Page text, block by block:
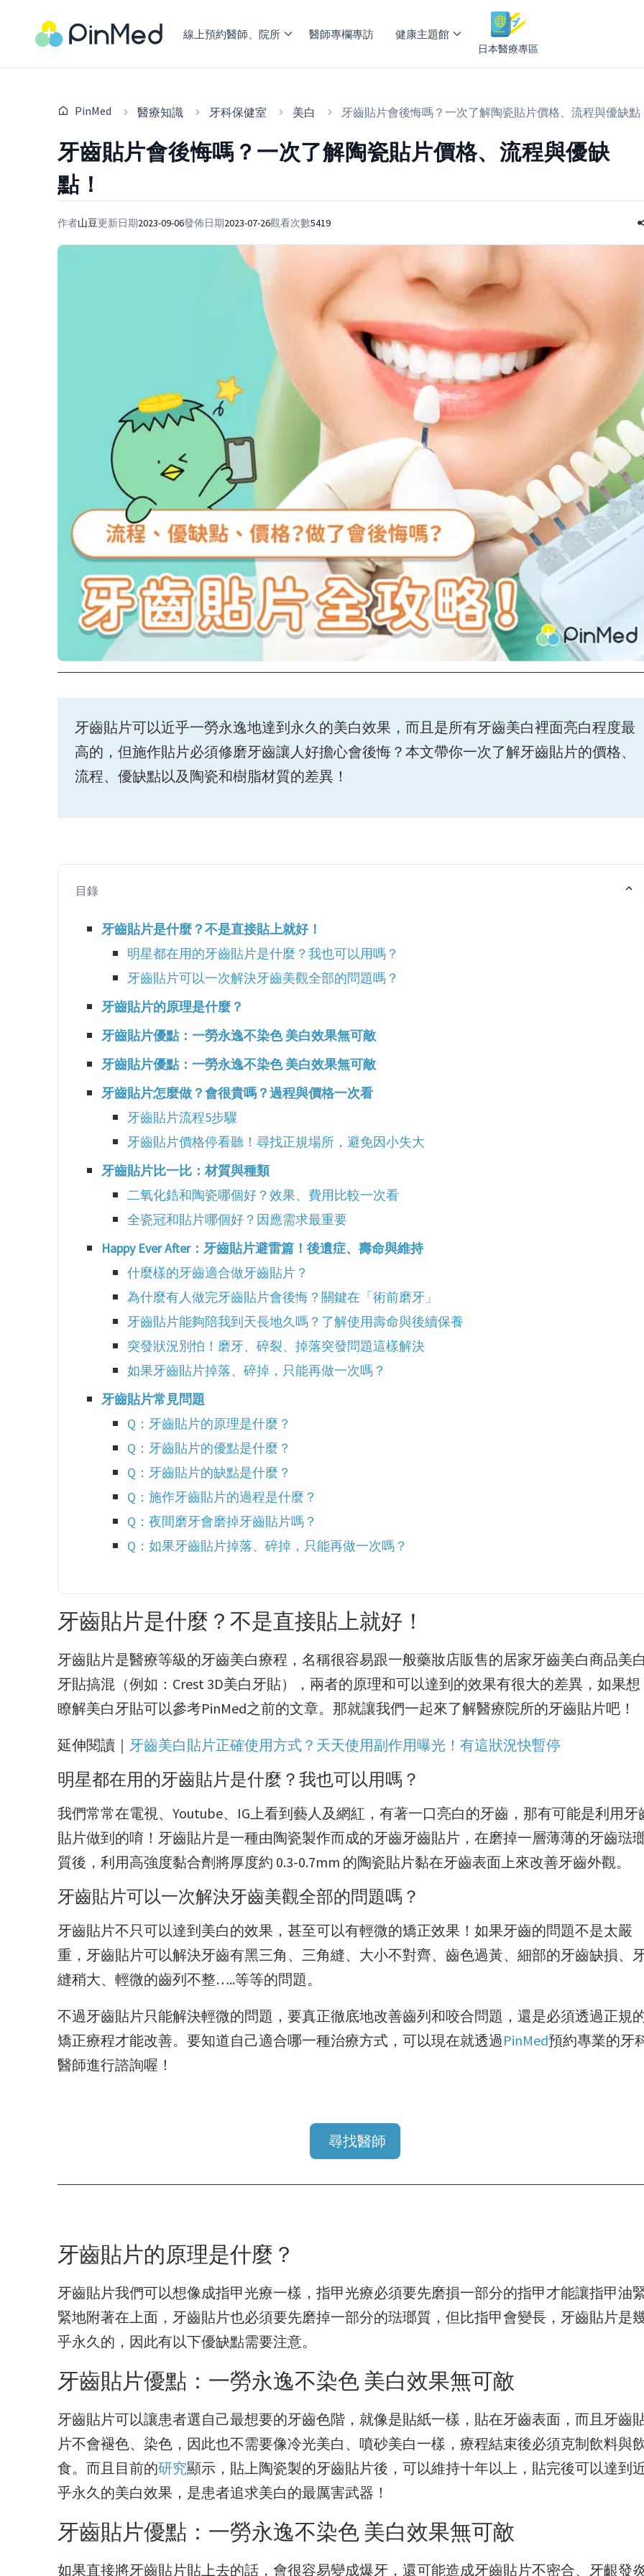
線上預約醫師、院所 醫師專欄專訪 健康主題館
日本醫療專區
PinMed 醫療知識 牙科保健室 美白 牙齒貼片會後悔嗎？一次了解陶瓷貼片價格、流程與優缺點
牙齒貼片會後悔嗎？一次了解陶瓷貼片價格、流程與優缺
點！
作者山豆更新日期2023-09-06發佈日期2023-07-26觀看次數5419
牙齒貼片可以近乎一勞永逸地達到永久的美白效果，而且是所有牙齒美白裡面亮白程度最
高的，但施作貼片必須修磨牙齒讓人好擔心會後悔？本文帶你一次了解牙齒貼片的價格、
流程、優缺點以及陶瓷和樹脂材質的差異！
目錄
牙齒貼片是什麼？不是直接貼上就好！
明星都在用的牙齒貼片是什麼？我也可以用嗎？
牙齒貼片可以一次解決牙齒美觀全部的問題嗎？
牙齒貼片的原理是什麼？
牙齒貼片優點：一勞永逸不染色 美白效果無可敵
牙齒貼片優點：一勞永逸不染色 美白效果無可敵
牙齒貼片怎麼做？會很貴嗎？過程與價格一次看
牙齒貼片流程5步驟
牙齒貼片價格停看聽！尋找正規場所，避免因小失大
牙齒貼片比一比：材質與種類
二氧化鋯和陶瓷哪個好？效果、費用比較一次看
全瓷冠和貼片哪個好？因應需求最重要
Happy Ever After：牙齒貼片避雷篇！後遺症、壽命與維持
什麼樣的牙齒適合做牙齒貼片？
為什麼有人做完牙齒貼片會後悔？關鍵在「術前磨牙」
牙齒貼片能夠陪我到天長地久嗎？了解使用壽命與後續保養
突發狀況別怕！磨牙、碎裂、掉落突發問題這樣解決
如果牙齒貼片掉落、碎掉，只能再做一次嗎？
牙齒貼片常見問題
Q：牙齒貼片的原理是什麼？
Q：牙齒貼片的優點是什麼？
Q：牙齒貼片的缺點是什麼？
Q：施作牙齒貼片的過程是什麼？
Q：夜間磨牙會磨掉牙齒貼片嗎？
Q：如果牙齒貼片掉落、碎掉，只能再做一次嗎？
牙齒貼片是什麼？不是直接貼上就好！
牙齒貼片是醫療等級的牙齒美白療程，名稱很容易跟一般藥妝店販售的居家牙齒美白商品美白
牙貼搞混（例如：Crest 3D美白牙貼），兩者的原理和可以達到的效果有很大的差異，如果想
瞭解美白牙貼可以參考PinMed之前的文章。那就讓我們一起來了解醫療院所的牙齒貼片吧！
延伸閱讀｜ 牙齒美白貼片正確使用方式？天天使用副作用曝光！有這狀況快暫停
明星都在用的牙齒貼片是什麼？我也可以用嗎？
我們常常在電視、Youtube、IG上看到藝人及網紅，有著一口亮白的牙齒，那有可能是利用牙
貼片做到的唷！牙齒貼片是一種由陶瓷製作而成的牙齒牙齒貼片，在磨掉一層薄薄的牙齒琺
質後，利用高強度黏合劑將厚度約 0.3-0.7mm 的陶瓷貼片黏在牙齒表面上來改善牙齒外觀。
牙齒貼片可以一次解決牙齒美觀全部的問題嗎？
牙齒貼片不只可以達到美白的效果，甚至可以有輕微的矯正效果！如果牙齒的問題不是太嚴
重，牙齒貼片可以解決牙齒有黑三角、三角縫、大小不對齊、齒色過黃、細部的牙齒缺損、
縫稍大、輕微的齒列不整…..等等的問題。
不過牙齒貼片只能解決輕微的問題，要真正徹底地改善齒列和咬合問題，還是必須透過正規
矯正療程才能改善。要知道自己適合哪一種治療方式，可以現在就透過PinMed預約專業的牙
醫師進行諮詢喔！
尋找醫師
牙齒貼片的原理是什麼？
牙齒貼片我們可以想像成指甲光療一樣，指甲光療必須要先磨損一部分的指甲才能讓指甲油
緊地附著在上面，牙齒貼片也必須要先磨掉一部分的琺瑯質，但比指甲會變長，牙齒貼片是
乎永久的，因此有以下優缺點需要注意。
牙齒貼片優點：一勞永逸不染色 美白效果無可敵
牙齒貼片可以讓患者選自己最想要的牙齒色階，就像是貼紙一樣，貼在牙齒表面，而且牙齒
片不會褪色、染色，因此也不需要像冷光美白、噴砂美白一樣，療程結束後必須克制飲料與
食。而且目前的研究顯示，貼上陶瓷製的牙齒貼片後，可以維持十年以上，貼完後可以達到
乎永久的美白效果，是患者追求美白的最厲害武器！
牙齒貼片優點：一勞永逸不染色 美白效果無可敵
如果直接將牙齒貼片貼上去的話，會很容易變成爆牙，還可能造成牙齒貼片不密合、牙齦發